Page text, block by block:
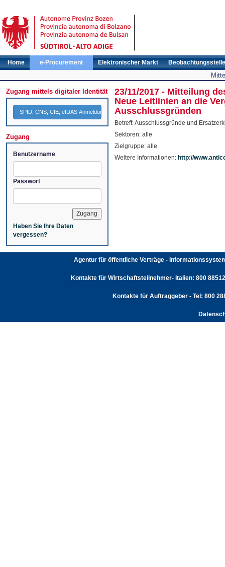
Home e-Procurement Elektronischer Markt Beobachtungsstelle
Zugang mittels digitaler Identität
SPID, CNS, CIE, eIDAS Anmeldung
Zugang
Benutzername
Passwort
Haben Sie Ihre Daten
vergessen?
23/11/2017 - Mitteilung
Neue Leitlinien an die
Ausschlussgründen
Betreff: Ausschlussgründe und
Sektoren: alle
Zielgruppe: alle
Weitere Informationen: http://
Agentur für öffentliche Verträge -
Kontakte für Wirtschaftsteilnehmer- Italien: 800
Kontakte für Auftraggeber - Tel: 800